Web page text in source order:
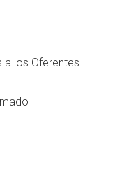
a los Oferentes